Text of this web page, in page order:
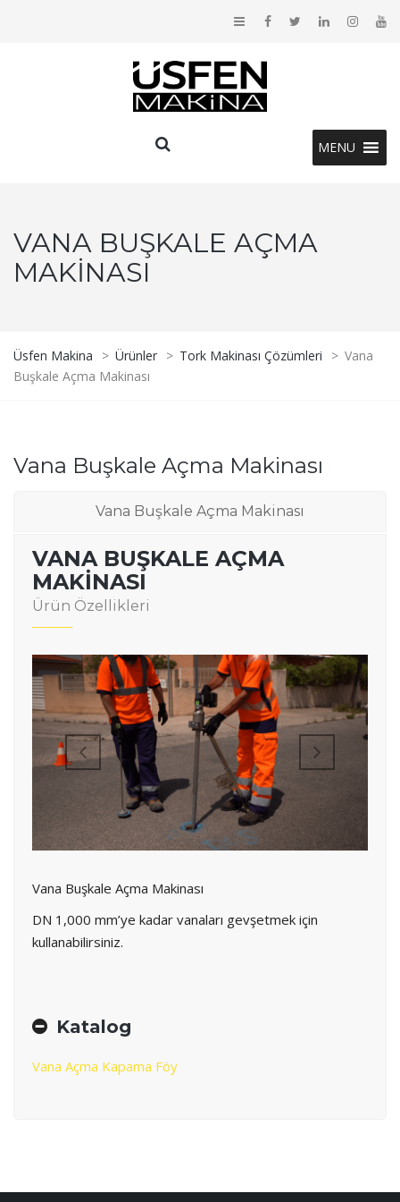
MENU
VANA BUŞKALE AÇMA
MAKINASI
Üsfen Makina > Ürünler > Tork Makinası Çözümleri > Vana
Buşkale Açma Makinası
Vana Buşkale Açma Makinası
Vana Buşkale Açma Makinası
VANA BUŞKALE AÇMA
MAKINASI
Ürün Özellikleri
Vana Buşkale Açma Makinası
DN 1,000 mm’ye kadar vanaları gevşetmek için
kullanabilirsiniz.
Katalog
Vana Açma Kapama Föy